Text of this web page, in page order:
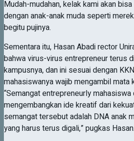
Mudah-mudahan, kelak kami akan
dengan anak-anak muda seperti
begitu pujinya.
Sementara itu, Hasan Abadi rector
bahwa virus-virus entrepreneur terus
kampusnya, dan ini sesuai dengan
mahasiswanya wajib mengambil mata
“Semangat entrepreneurly mahasiswa
mengembangkan ide kreatif dari
semangat tersebut adalah DNA anak
yang harus terus digali,” pugkas Hasan.